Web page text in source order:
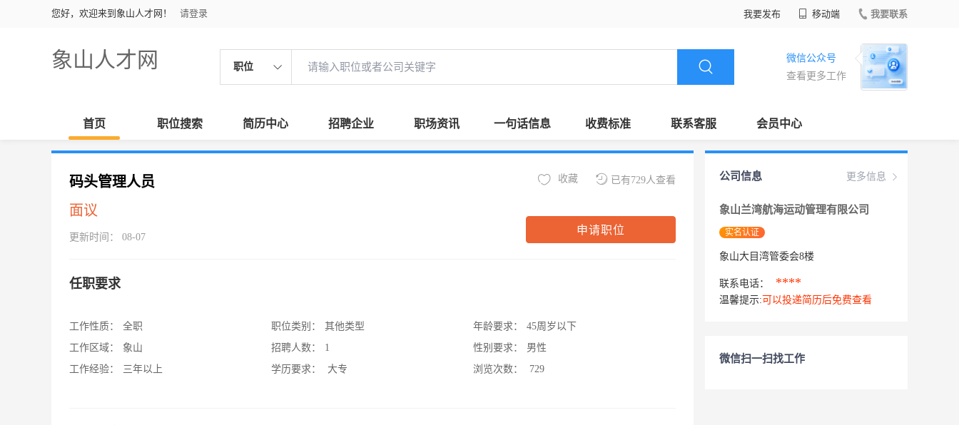
您好，欢迎来到象山人才网！ 请登录 我要发布 移动端 我要联系
象山人才网 职位
微信公众号
查看更多工作
首页 职位搜索 简历中心 招聘企业 职场资讯 一句话信息 收费标准 联系客服 会员中心
码头管理人员
面议
更新时间： 08-07
已有729人查看
收藏
申请职位
任职要求
工作性质：
全职
工作区域：
象山
工作经验：
三年以上
职位类别：
其他类型
招聘人数：
1
学历要求：
大专
年龄要求：
45周岁以下
性别要求：
男性
浏览次数：
729
更多信息
公司信息
象山兰湾航海运动管理有限公司
实名认证
象山大目湾管委会8楼
联系电话： ****
温馨提示: 可以投递简历后免费查看
微信扫一扫找工作